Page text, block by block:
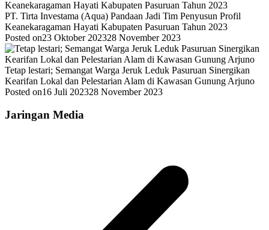
PT. Tirta Investama (Aqua) Pandaan Jadi Tim Penyusun Profil
Keanekaragaman Hayati Kabupaten Pasuruan Tahun 2023
Posted on23 Oktober 202328 November 2023
Tetap lestari; Semangat Warga Jeruk Leduk Pasuruan Sinergikan
Kearifan Lokal dan Pelestarian Alam di Kawasan Gunung Arjuno
Posted on16 Juli 202328 November 2023
Jaringan Media